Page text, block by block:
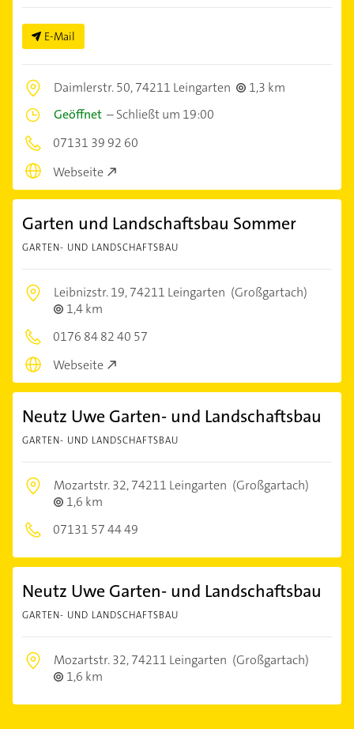
E-Mail
Daimlerstr. 50,74211 Leingarten
1,3 km
Geöffnet –Schließt um 19:00
07131 39 92 60
Webseite
Garten und Landschaftsbau Sommer
GARTEN- UND LANDSCHAFTSBAU
Leibnizstr. 19,74211 Leingarten (Großgartach)
1,4 km
0176 84 82 40 57
Webseite
Neutz Uwe Garten- und Landschaftsbau
GARTEN- UND LANDSCHAFTSBAU
Mozartstr. 32,74211 Leingarten (Großgartach)
1,6 km
07131 57 44 49
Neutz Uwe Garten- und Landschaftsbau
GARTEN- UND LANDSCHAFTSBAU
Mozartstr. 32,74211 Leingarten (Großgartach)
1,6 km